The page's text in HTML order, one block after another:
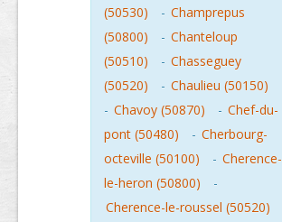
(50530)
- Champrepus
(50800)
- Chanteloup
(50510)
- Chasseguey
(50520)
- Chaulieu (50150)
- Chavoy (50870) - Chef-du-
pont (50480)
- Cherbourg-
octeville (50100)
- Cherence-
le-heron (50800)
-
Cherence-le-roussel (50520)